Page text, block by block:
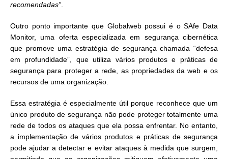
recomendadas”.
Outro ponto importante que Globalweb possui é o SAfe Data
Monitor, uma oferta especializada em segurança cibernética
que promove uma estratégia de segurança chamada “defesa
em profundidade”, que utiliza vários produtos e práticas de
segurança para proteger a rede, as propriedades da web e os
recursos de uma organização.
Essa estratégia é especialmente útil porque reconhece que um
único produto de segurança não pode proteger totalmente uma
rede de todos os ataques que ela possa enfrentar. No entanto,
a implementação de vários produtos e práticas de segurança
pode ajudar a detectar e evitar ataques à medida que surgem,